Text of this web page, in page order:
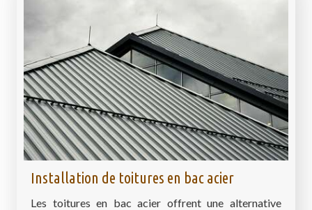
Installation de toitures en bac acier
Les toitures en bac acier offrent une alternative